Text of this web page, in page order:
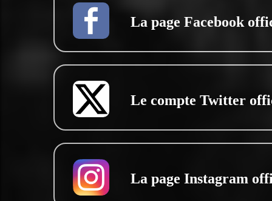
La page Facebook
Le compte Twitter
La page Instagram